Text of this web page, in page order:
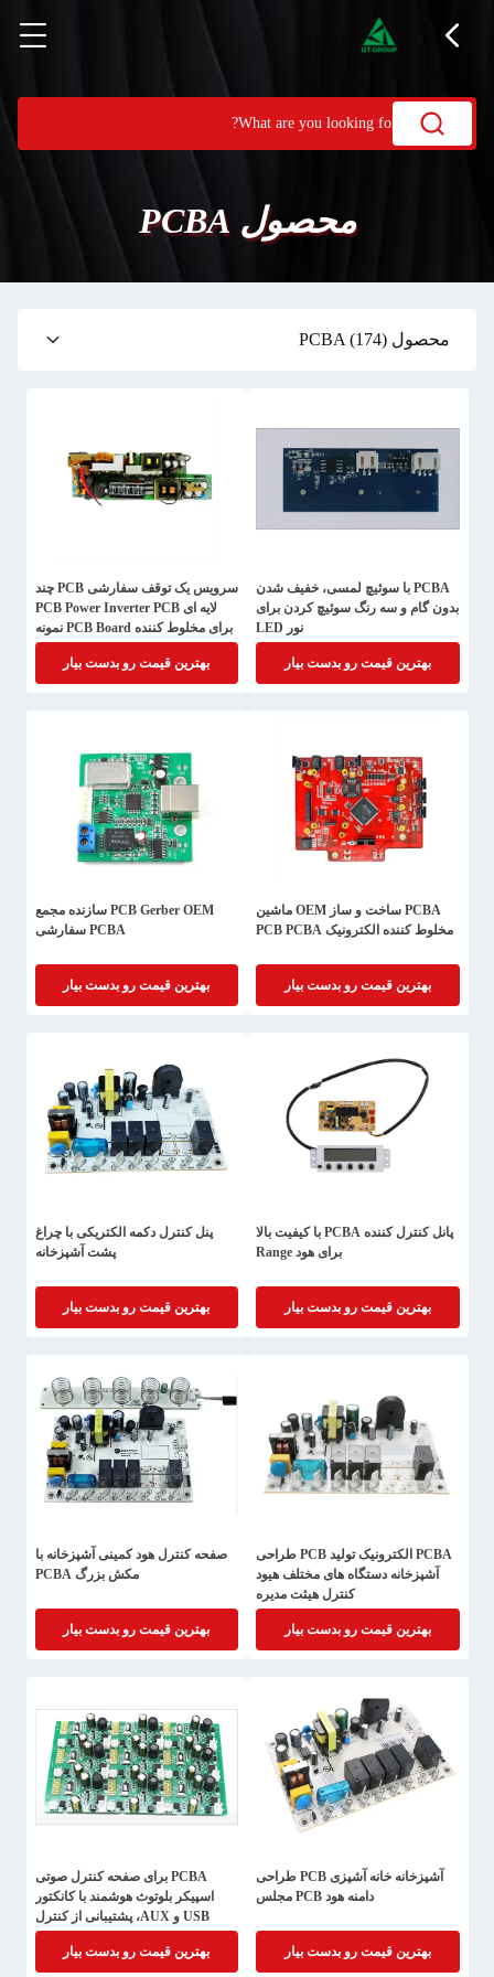
محصول PCBA
محصول PCBA (174)
PCBA با سوئیچ لمسی، خفیف شدن
بدون گام و سه رنگ سوئیچ کردن برای
نور LED
بهترین قیمت رو بدست بیار
سرویس یک توقف سفارشی PCB چند
لایه ای PCB Power Inverter PCB
برای مخلوط کننده PCB Board نمونه
بهترین قیمت رو بدست بیار
PCBA ساخت و ساز OEM ماشین
مخلوط کننده الکترونیک PCB PCBA
بهترین قیمت رو بدست بیار
PCB Gerber OEM سازنده مجمع
PCBA سفارشی
بهترین قیمت رو بدست بیار
پانل کنترل کننده PCBA با کیفیت بالا
برای هود Range
بهترین قیمت رو بدست بیار
پنل کنترل دکمه الکتریکی با چراغ
پشت آشپزخانه
بهترین قیمت رو بدست بیار
PCBA الکترونیک تولید PCB طراحی
آشپزخانه دستگاه های مختلف هیود
کنترل هیئت مدیره
بهترین قیمت رو بدست بیار
صفحه کنترل هود کمینی آشپزخانه با
مکش بزرگ PCBA
بهترین قیمت رو بدست بیار
آشپزخانه خانه آشپزی PCB طراحی
دامنه هود PCB مجلس
بهترین قیمت رو بدست بیار
PCBA برای صفحه کنترل صوتی
اسپیکر بلوتوث هوشمند با کانکتور
USB و AUX، پشتیبانی از کنترل
صوتی
بهترین قیمت رو بدست بیار